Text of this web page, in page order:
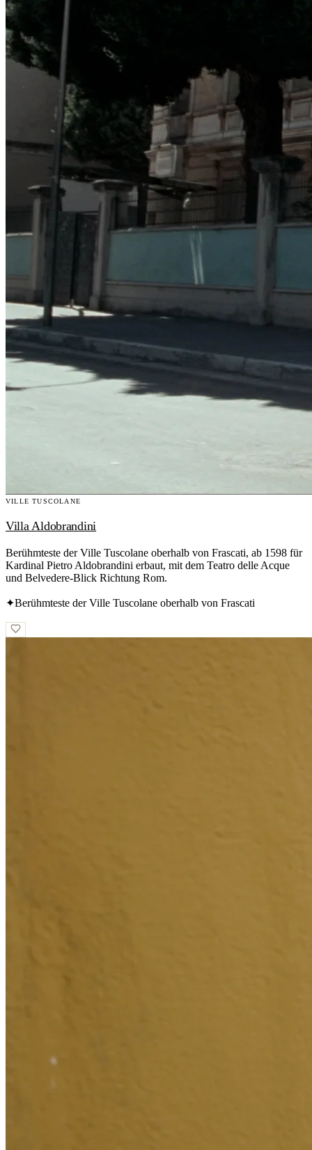
VILLE TUSCOLANE
Villa Aldobrandini
Berühmteste der Ville Tuscolane oberhalb von Frascati, ab 1598 für
Kardinal Pietro Aldobrandini erbaut, mit dem Teatro delle Acque
und Belvedere-Blick Richtung Rom.
✦Berühmteste der Ville Tuscolane oberhalb von Frascati